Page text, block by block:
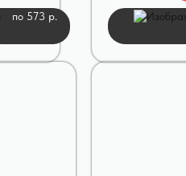
по 573 р.